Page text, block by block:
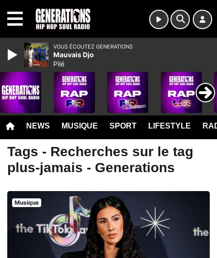
NEWS MUSIQUE SPORT LIFESTYLE
Tags - Recherches sur le tag
plus-jamais - Generations
Musique
VOUS ÉCOUTEZ GENERATIONS
Mauvais Djo
Pilé